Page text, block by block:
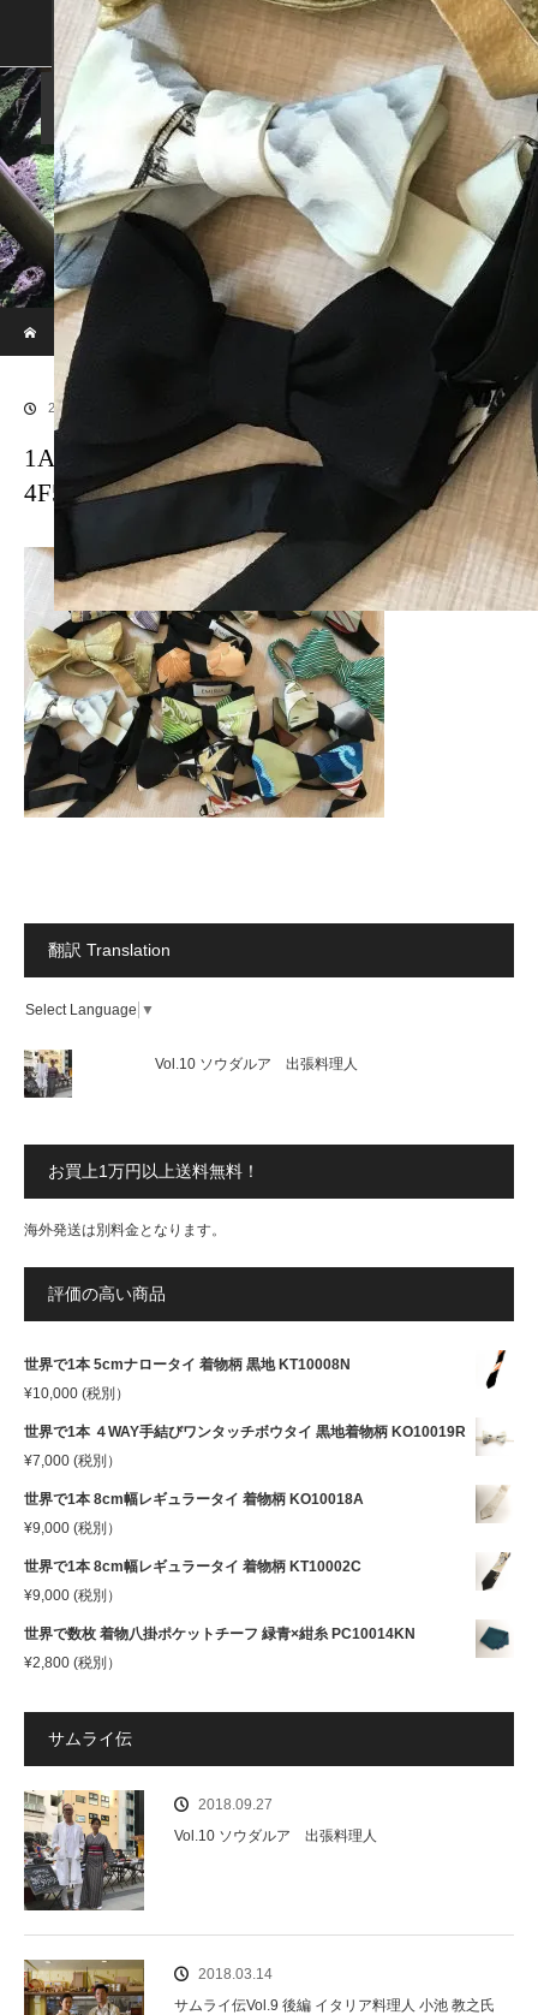
SHOP SHOPPING GUIDE
FAN VOICE ALBUM
NEWS SAMURAI-DEN
現代のサムライたちの時空間へ
ホーム
ブログ
1A8D67C2-74F5-4F47-A64B-4F570B5ADC79_1280
2017.05.3
1A8D67C2-74F5-4F47-A64B-
4F570B5ADC79_1280
翻訳 Translation
Select Language ▼
Vol.10 ソウダルア 出張料理人
お買上1万円以上送料無料！
海外発送は別料金となります。
評価の高い商品
世界で1本 5cmナロータイ 着物柄 黒地 KT10008N
¥10,000 (税別）
世界で1本 ４WAY手結びワンタッチボウタイ 黒地着物柄 KO10019R
¥7,000 (税別）
世界で1本 8cm幅レギュラータイ 着物柄 KO10018A
¥9,000 (税別）
世界で1本 8cm幅レギュラータイ 着物柄 KT10002C
¥9,000 (税別）
世界で数枚 着物八掛ポケットチーフ 緑青×紺糸 PC10014KN
¥2,800 (税別）
サムライ伝
2018.09.27
Vol.10 ソウダルア 出張料理人
2018.03.14
サムライ伝Vol.9 後編 イタリア料理人 小池 教之氏